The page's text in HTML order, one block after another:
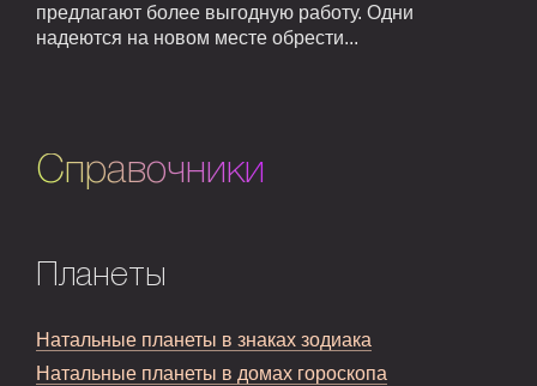
предлагают более выгодную работу. Одни
надеются на новом месте обрести...
Справочники
Планеты
Натальные планеты в знаках зодиака
Натальные планеты в домах гороскопа